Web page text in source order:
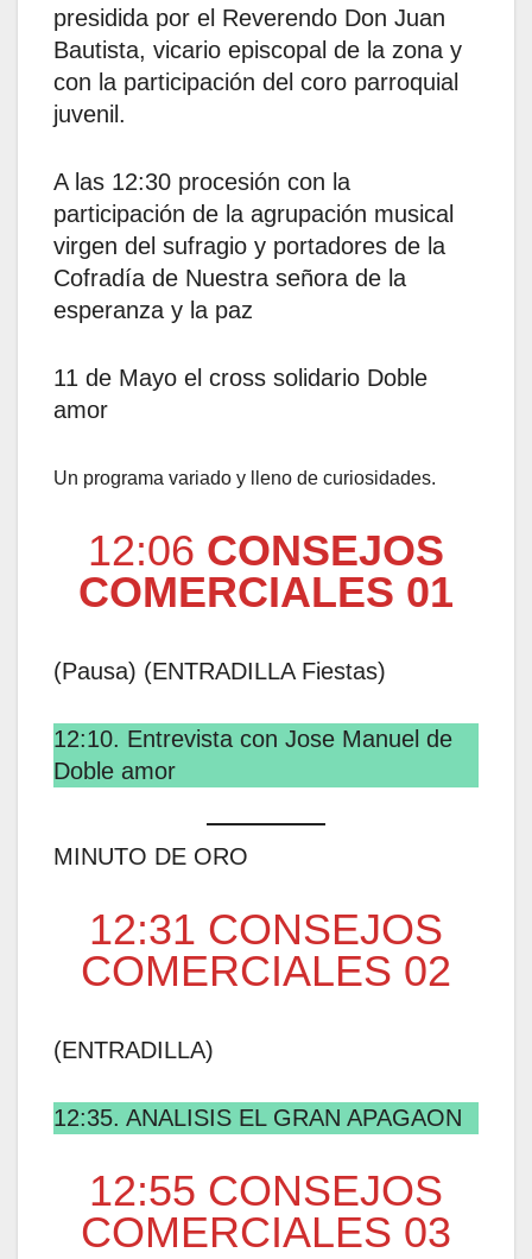
presidida por el Reverendo Don Juan
Bautista, vicario episcopal de la zona y
con la participación del coro parroquial
juvenil.
A las 12:30 procesión con la
participación de la agrupación musical
virgen del sufragio y portadores de la
Cofradía de Nuestra señora de la
esperanza y la paz
11 de Mayo el cross solidario Doble
amor
Un programa variado y lleno de curiosidades.
12:06 CONSEJOS
COMERCIALES 01
(Pausa) (ENTRADILLA Fiestas)
12:10. Entrevista con Jose Manuel de
Doble amor
MINUTO DE ORO
12:31 CONSEJOS
COMERCIALES 02
(ENTRADILLA)
12:35. ANALISIS EL GRAN APAGAON
12:55 CONSEJOS
COMERCIALES 03